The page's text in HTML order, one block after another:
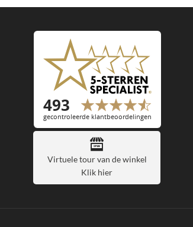
Virtuele tour van de winkel
Klik hier